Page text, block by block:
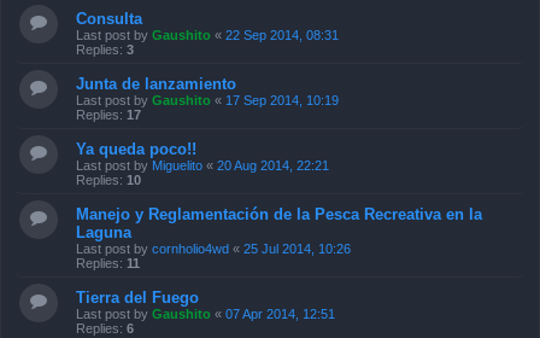
Consulta
Last post by Gaushito « 22 Sep 2014, 08:31
Replies: 3
Junta de lanzamiento
Last post by Gaushito « 17 Sep 2014, 10:19
Replies: 17
Ya queda poco!!
Last post by Miguelito « 20 Aug 2014, 22:21
Replies: 10
Manejo y Reglamentación de la Pesca Recreativa en la
Laguna
Last post by cornholio4wd « 25 Jul 2014, 10:26
Replies: 11
Tierra del Fuego
Last post by Gaushito « 07 Apr 2014, 12:51
Replies: 6